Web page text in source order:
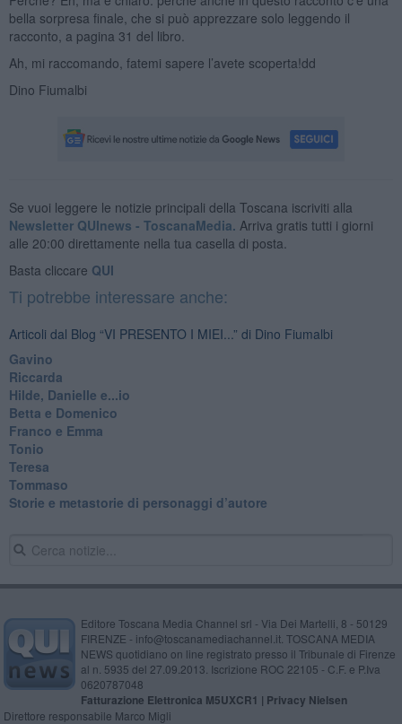
bella sorpresa finale, che si può apprezzare solo leggendo il
racconto, a pagina 31 del libro.
Ah, mi raccomando, fatemi sapere l’avete scoperta!dd
Dino Fiumalbi
Se vuoi leggere le notizie principali della Toscana iscriviti alla
Newsletter QUInews - ToscanaMedia. Arriva gratis tutti i giorni
alle 20:00 direttamente nella tua casella di posta.
Basta cliccare QUI
Ti potrebbe interessare anche:
Articoli dal Blog “VI PRESENTO I MIEI...” di Dino Fiumalbi
Gavino
Riccarda
Hilde, Danielle e...io
Betta e Domenico
​Franco e Emma
Tonio
Teresa
Tommaso
​Storie e metastorie di personaggi d’autore
Editore Toscana Media Channel srl - Via Dei Martelli, 8 - 50129
FIRENZE - info@toscanamediachannel.it. TOSCANA MEDIA
NEWS quotidiano on line registrato presso il Tribunale di Firenze
al n. 5935 del 27.09.2013. Iscrizione ROC 22105 - C.F. e P.Iva
0620787048
Fatturazione Elettronica M5UXCR1 | Privacy Nielsen
Direttore responsabile Marco Migli